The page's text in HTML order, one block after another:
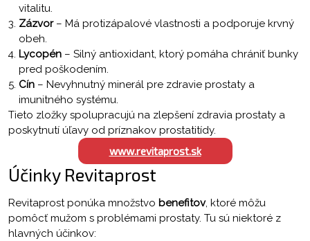
vitalitu.
Zázvor– Má protizápalové vlastnosti a podporuje krvný
obeh.
Lycopén – Silný antioxidant, ktorý pomáha chrániť bunky
pred poškodením.
Cín – Nevyhnutný minerál pre zdravie prostaty a
imunitného systému.
Tieto zložky spolupracujú na zlepšení zdravia prostaty a
poskytnutí úľavy od príznakov prostatitídy.
www.revitaprost.sk
Účinky Revitaprost
Revitaprost ponúka množstvo benefitov, ktoré môžu
pomôcť mužom s problémami prostaty. Tu sú niektoré z
hlavných účinkov: